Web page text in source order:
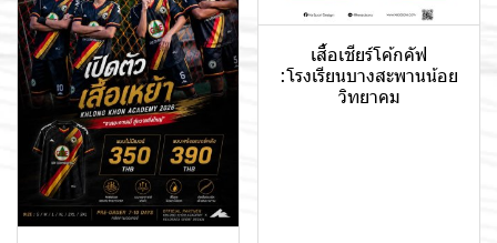
เสื้อเชียร์โค้กคัฟ
:โรงเรียนบางสะพานน้อย
วิทยาคม